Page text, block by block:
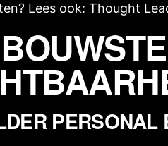
Lees ook:Thought
PERSONAL